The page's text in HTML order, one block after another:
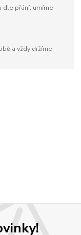
dle přání, umíme
a vždy držíme